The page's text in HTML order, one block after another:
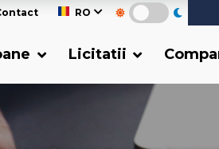
RO
Licitatii